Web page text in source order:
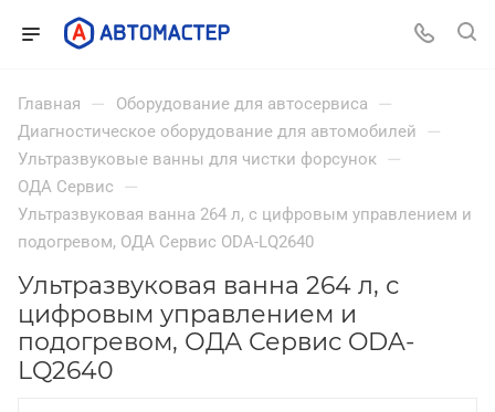
Главная — Оборудование для автосервиса —
Диагностическое оборудование для автомобилей —
Ультразвуковые ванны для чистки форсунок —
ОДА Сервис —
Ультразвуковая ванна 264 л, с цифровым управлением и
подогревом, ОДА Сервис ODA-LQ2640
Ультразвуковая ванна 264 л, с
цифровым управлением и
подогревом, ОДА Сервис ODA-
LQ2640